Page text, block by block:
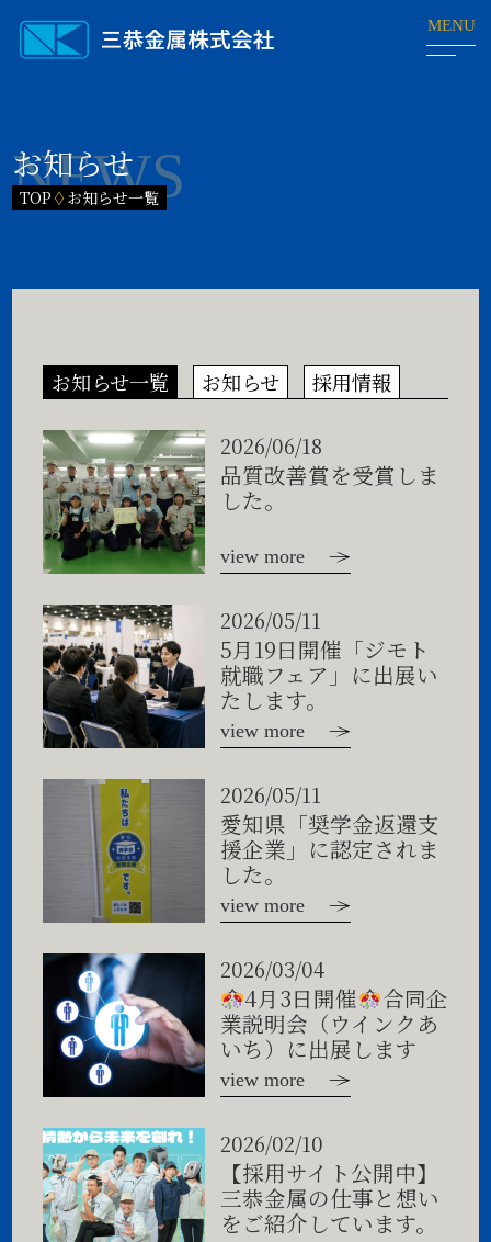
お知らせ
TOP ◊ お知らせ一覧
お知らせ一覧 お知らせ 採用情報
2026/06/18
品質改善賞を受賞しま
した。
view more
2026/05/11
5月19日開催「ジモト
就職フェア」に出展い
たします。
view more
2026/05/11
愛知県「奨学金返還支
援企業」に認定されま
した。
view more
2026/03/04
4月3日開催 合同企
業説明会（ウインクあ
いち）に出展します
view more
2026/02/10
【採用サイト公開中】
三恭金属の仕事と想い
をご紹介しています。